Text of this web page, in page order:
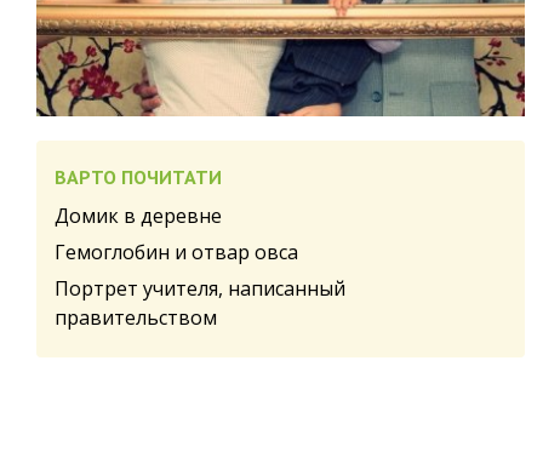
ВАРТО ПОЧИТАТИ
Домик в деревне
Гемоглобин и отвар овса
Портрет учителя, написанный
правительством